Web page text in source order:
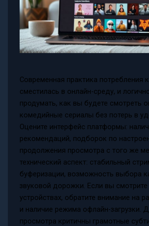
Современная практика потребления
сместилась в онлайн-среду, и
продумать, как вы будете смотреть
комедийные сериалы без потерь в
Оцените интерфейс платформы:
рекомендаций, подборок по
продолжения просмотра с того же
технический аспект: стабильный
буферизации, возможность выбора
звуковой дорожки. Если вы
устройствах, обратите внимание на
и наличие режима офлайн-загрузки.
просмотра критичны грамотные